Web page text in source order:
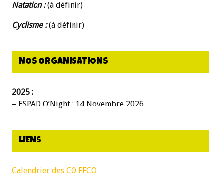
Natation :(à définir)
Cyclisme :(à définir)
NOS ORGANISATIONS
2025 :
– ESPAD O’Night : 14 Novembre 2026
LIENS
Calendrier des CO FFCO